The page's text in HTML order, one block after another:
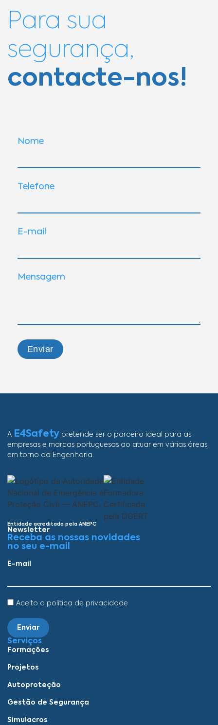
Para sua
segurança,
contacte-nos!
Nome
Telefone
E-mail
Mensagem
Enviar
A E4Safety pretende ser o parceiro ideal para as
empresas e marcas portuguesas ao atuar em várias áreas
em torno da Engenharia.
Entidade acreditada pela ANEPC
Newsletter
Receba as nossas novidades
no seu e-mail
E-mail
Aceito a política de privacidade
Enviar
Serviços
Formações
Projetos
Autoproteção
Gestão de Segurança
Simulacros